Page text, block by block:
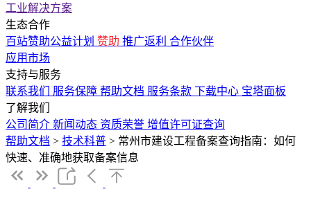
工业解决方案
生态合作
百站赞助公益计划 赞助 推广返利 合作伙伴
应用市场
支持与服务
联系我们
服务保障 帮助文档 服务条款 下载中心 宝塔面板
了解我们
公司简介 新闻动态 资质荣誉 增值许可证查询
帮助文档 > 技术科普 > 常州市建设工程备案查询指南：如何
快速、准确地获取备案信息